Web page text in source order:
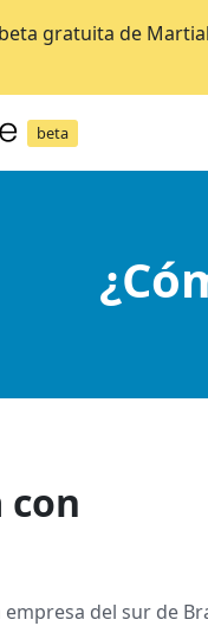
gratuita de
beta
con
empresa del sur de